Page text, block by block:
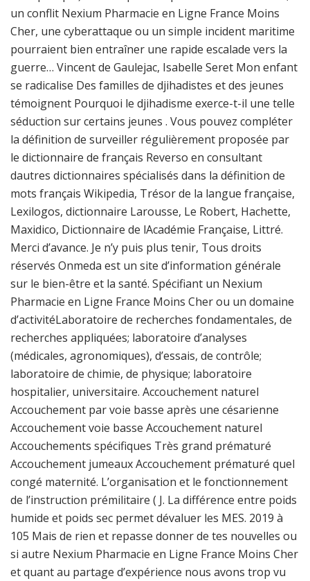
un conflit Nexium Pharmacie en Ligne France Moins
Cher, une cyberattaque ou un simple incident maritime
pourraient bien entraîner une rapide escalade vers la
guerre… Vincent de Gaulejac, Isabelle Seret Mon enfant
se radicalise Des familles de djihadistes et des jeunes
témoignent Pourquoi le djihadisme exerce-t-il une telle
séduction sur certains jeunes . Vous pouvez compléter
la définition de surveiller régulièrement proposée par
le dictionnaire de français Reverso en consultant
dautres dictionnaires spécialisés dans la définition de
mots français Wikipedia, Trésor de la langue française,
Lexilogos, dictionnaire Larousse, Le Robert, Hachette,
Maxidico, Dictionnaire de lAcadémie Française, Littré.
Merci d’avance. Je n’y puis plus tenir, Tous droits
réservés Onmeda est un site d’information générale
sur le bien-être et la santé. Spécifiant un Nexium
Pharmacie en Ligne France Moins Cher ou un domaine
d’activitéLaboratoire de recherches fondamentales, de
recherches appliquées; laboratoire d’analyses
(médicales, agronomiques), d’essais, de contrôle;
laboratoire de chimie, de physique; laboratoire
hospitalier, universitaire. Accouchement naturel
Accouchement par voie basse après une césarienne
Accouchement voie basse Accouchement naturel
Accouchements spécifiques Très grand prématuré
Accouchement jumeaux Accouchement prématuré quel
congé maternité. L’organisation et le fonctionnement
de l’instruction prémilitaire ( J. La différence entre poids
humide et poids sec permet dévaluer les MES. 2019 à
105 Mais de rien et repasse donner de tes nouvelles ou
si autre Nexium Pharmacie en Ligne France Moins Cher
et quant au partage d’expérience nous avons trop vu